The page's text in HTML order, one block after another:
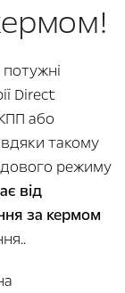
Direct
або
такому
режиму
від
за кермом